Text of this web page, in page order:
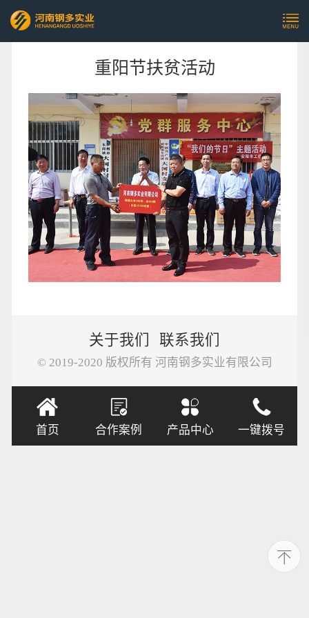
重阳节扶贫活动
关于我们 联系我们
© 2019-2020 版权所有 河南钢多实业有限公司
首页 合作案例 产品中心 一键拨号